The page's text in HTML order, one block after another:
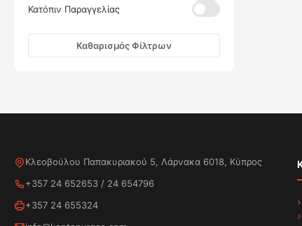
Κατόπιν Παραγγελίας
Καθαρισμός Φίλτρων
Κλεοβούλου Παπακυριακού 5, Λάρνακα 6018, Κύπρος
+357 24 652653 / 24 654796
+357 24 655324